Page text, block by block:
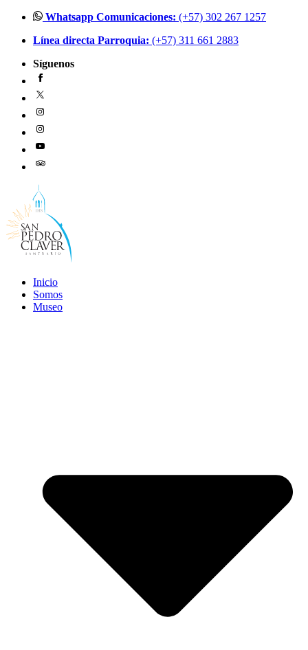
contenido
Whatsapp Comunicaciones: (+57) 302 267 1257
Línea directa Parroquia: (+57) 311 661 2883
Síguenos
Inicio
Somos
Museo